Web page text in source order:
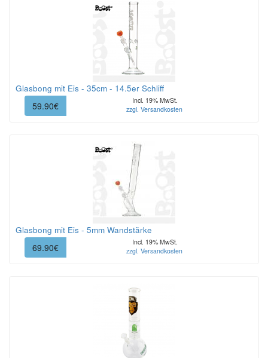
Glasbong mit Eis - 35cm - 14.5er Schliff
59.90€
Incl. 19% MwSt.
zzgl. Versandkosten
Glasbong mit Eis - 5mm Wandstärke
69.90€
Incl. 19% MwSt.
zzgl. Versandkosten